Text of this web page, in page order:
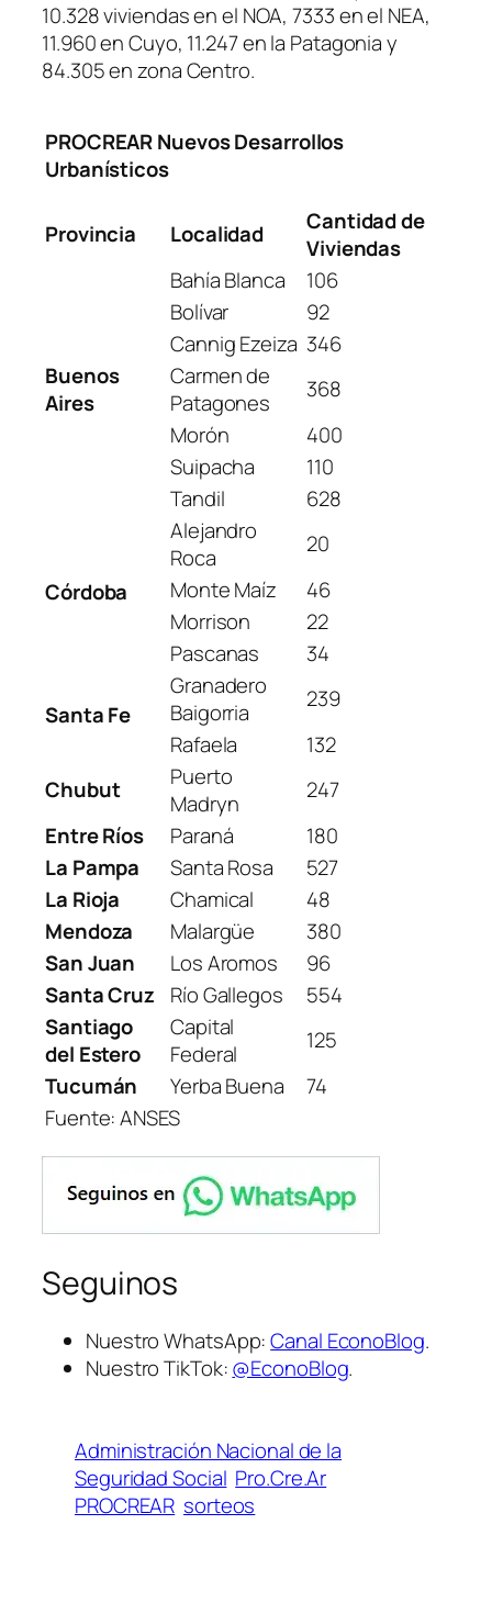
10.328 viviendas en el NOA, 7333 en el NEA,
11.960 en Cuyo, 11.247 en la Patagonia y
84.305 en zona Centro.
PROCREAR Nuevos Desarrollos
Urbanísticos
Provincia Localidad
Cantidad de
Viviendas
Buenos
Aires
Bahía Blanca
106
Bolívar
92
Cannig Ezeiza 346
Carmen de
Patagones
368
Morón
400
Suipacha
110
Tandil
628
Córdoba
Alejandro
Roca
20
Monte Maíz
46
Morrison
22
Pascanas
34
Santa Fe
Granadero
Baigorria
239
Rafaela
132
Chubut
Puerto
Madryn
247
Entre Ríos
Paraná
180
La Pampa
Santa Rosa
527
La Rioja
Chamical
48
Mendoza
Malargüe
380
San Juan
Los Aromos
96
Santa Cruz
Río Gallegos
554
Santiago
del Estero
Capital
Federal
125
Tucumán
Yerba Buena
74
Fuente: ANSES
Seguinos
Nuestro WhatsApp:Canal EconoBlog.
Nuestro TikTok:@EconoBlog.
Administración Nacional de la
Seguridad Social Pro.Cre.Ar
PROCREAR sorteos